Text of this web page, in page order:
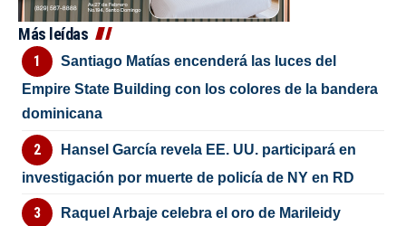
Más leídas
Santiago Matías encenderá las luces del
Empire State Building con los colores de la bandera
dominicana
Hansel García revela EE. UU. participará en
investigación por muerte de policía de NY en RD
Raquel Arbaje celebra el oro de Marileidy